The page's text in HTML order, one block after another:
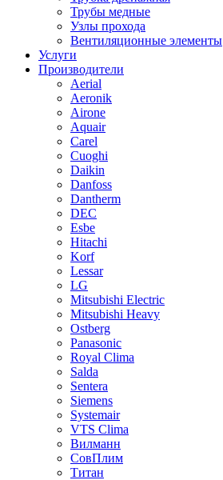
Трубы медные
Узлы прохода
Вентиляционные элементы
Услуги
Производители
Aerial
Aeronik
Airone
Aquair
Carel
Cuoghi
Daikin
Danfoss
Dantherm
DEC
Esbe
Hitachi
Korf
Lessar
LG
Mitsubishi Electric
Mitsubishi Heavy
Ostberg
Panasonic
Royal Clima
Salda
Sentera
Siemens
Systemair
VTS Clima
Вилманн
СовПлим
Титан